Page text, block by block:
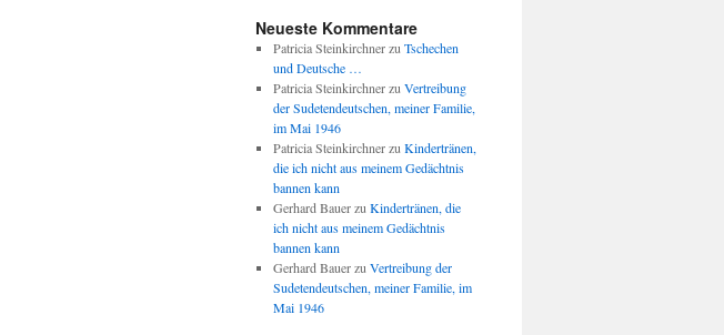
Neueste Kommentare
Patricia Steinkirchnerzu Tschechen
und Deutsche …
Patricia Steinkirchnerzu Vertreibung
der Sudetendeutschen, meiner Familie,
im Mai 1946
Patricia Steinkirchnerzu Kindertränen,
die ich nicht aus meinem Gedächtnis
bannen kann
Gerhard Bauerzu Kindertränen, die
ich nicht aus meinem Gedächtnis
bannen kann
Gerhard Bauerzu Vertreibung der
Sudetendeutschen, meiner Familie, im
Mai 1946